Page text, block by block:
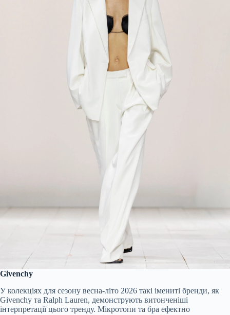
Givenchy
У колекціях для сезону весна-літо 2026 такі імениті бренди, як
Givenchy та Ralph Lauren, демонструють витонченіші
інтерпретації цього тренду. Мікротопи та бра ефектно